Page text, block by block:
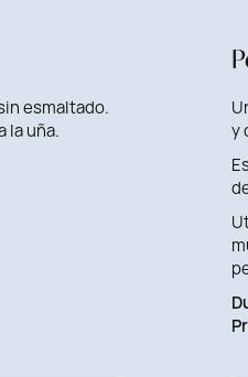
esmaltado.
la uña.
y